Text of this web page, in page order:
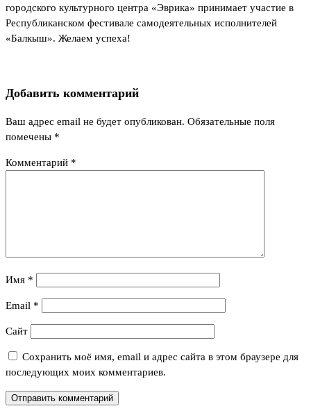
городского культурного центра «Эврика» принимает участие в
Республиканском фестивале самодеятельных исполнителей
«Балкыш». Желаем успеха!
Добавить комментарий
Ваш адрес email не будет опубликован. Обязательные поля
помечены *
Комментарий *
Имя *
Email *
Сайт
Сохранить моё имя, email и адрес сайта в этом браузере для
последующих моих комментариев.